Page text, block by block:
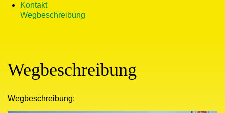
Kontakt
Wegbeschreibung
Wegbeschreibung
Wegbeschreibung: